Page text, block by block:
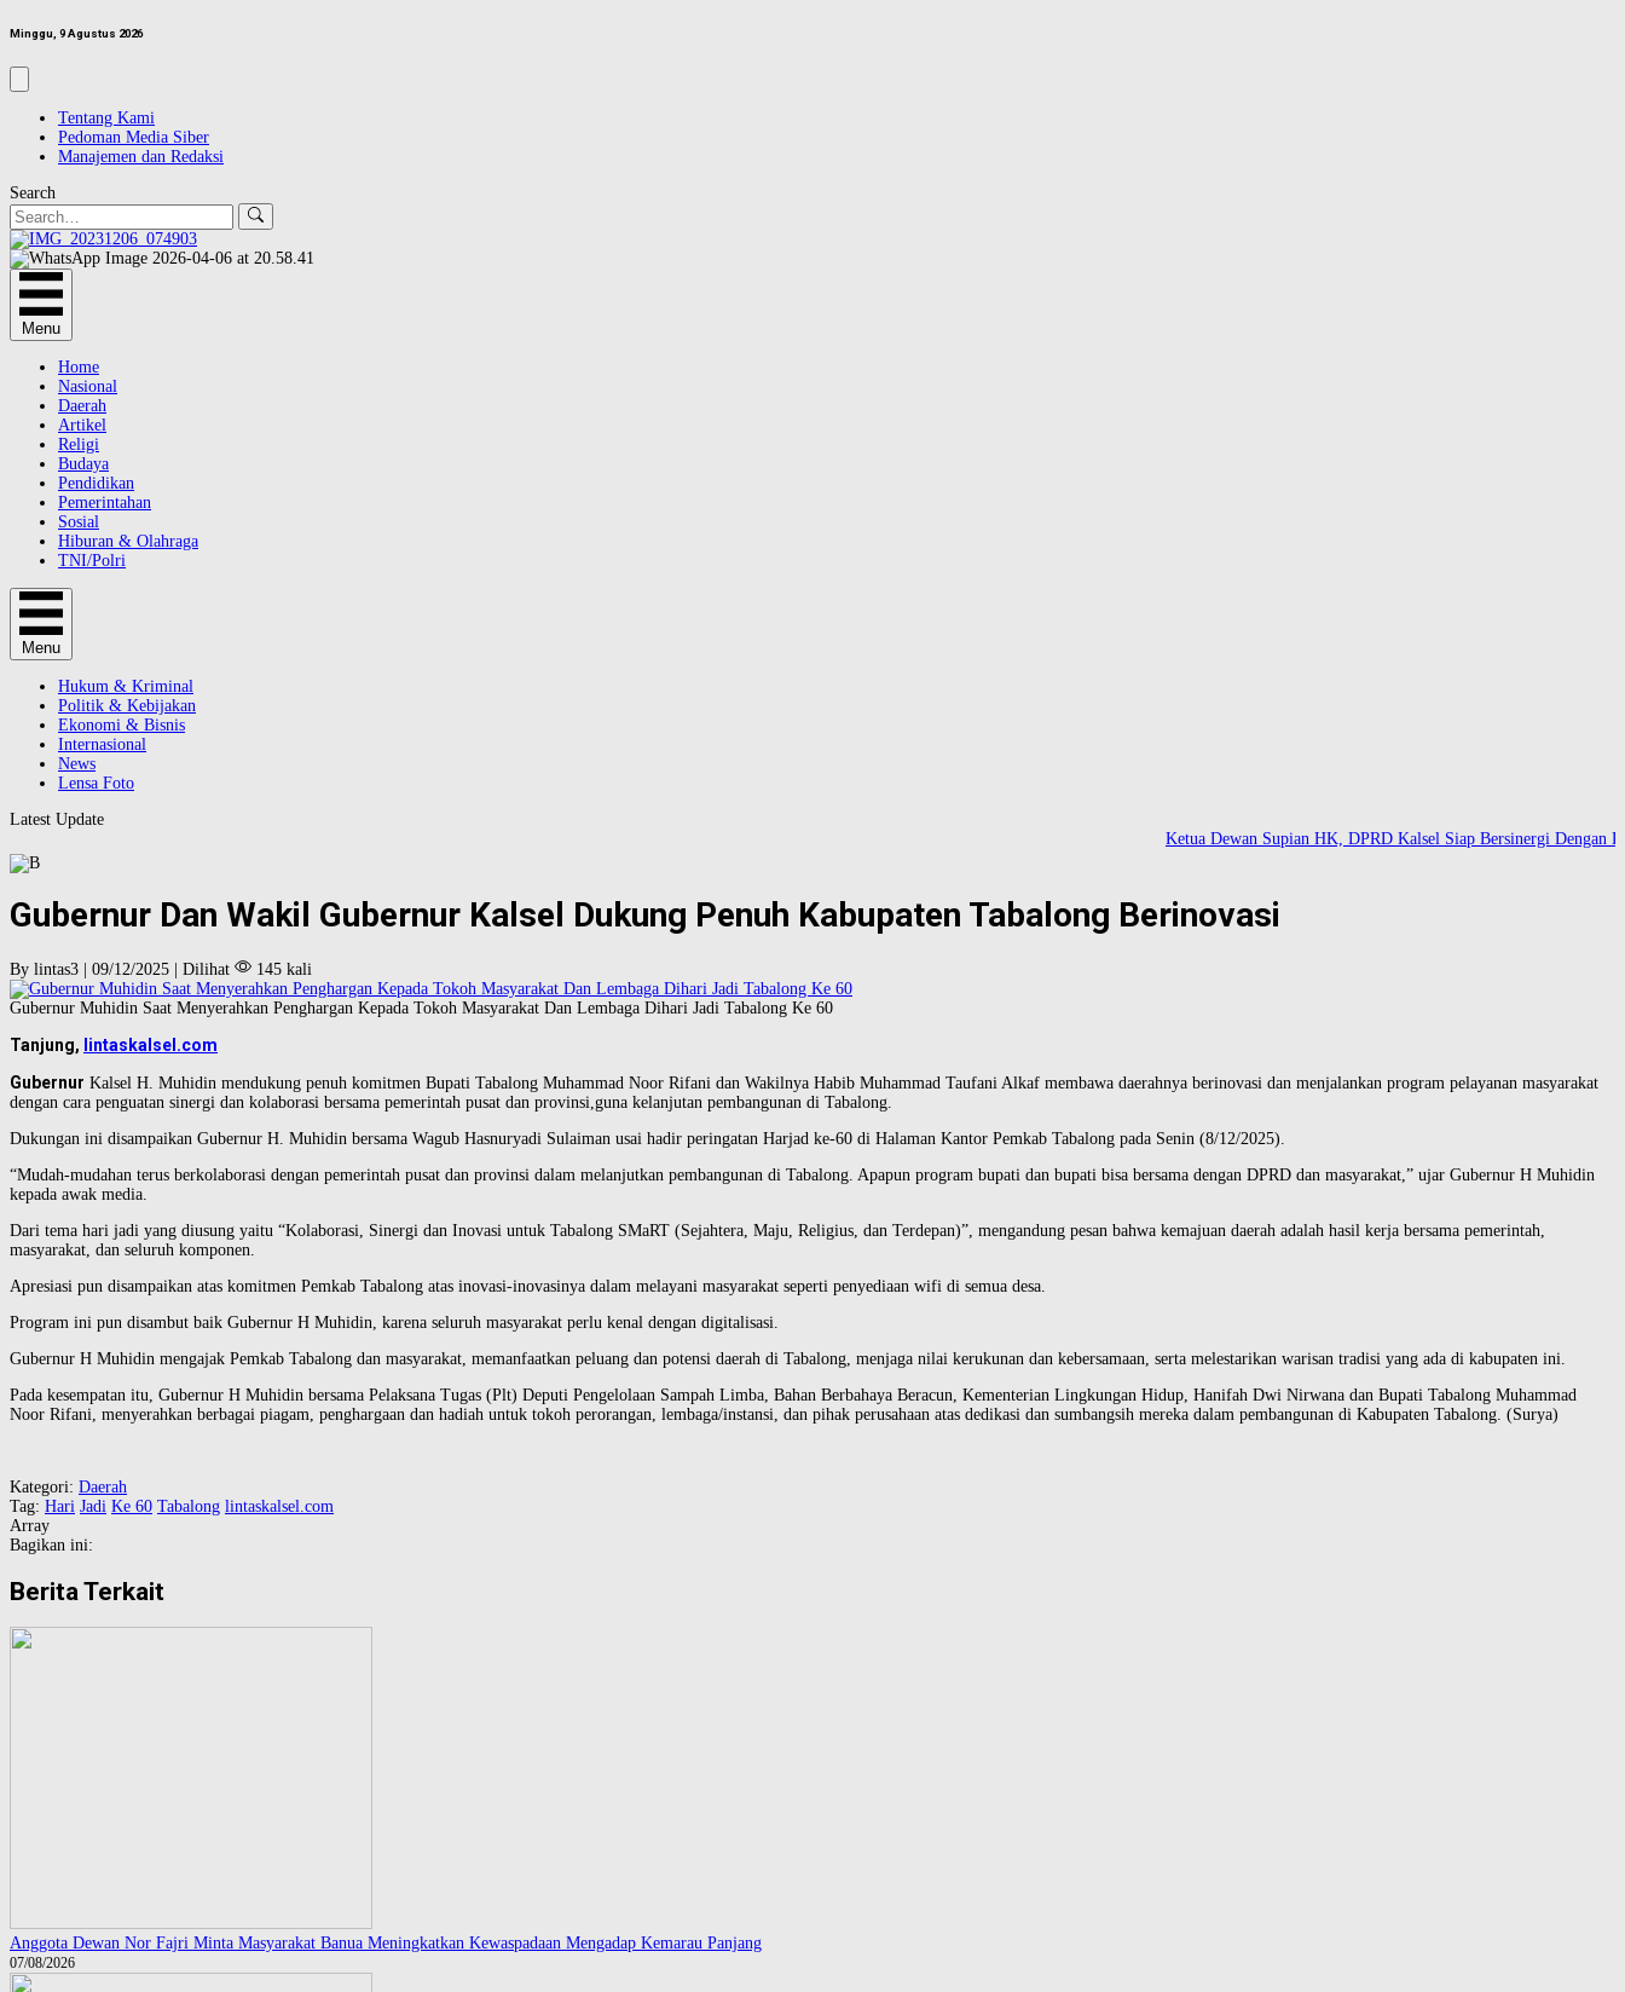
Minggu, 9 Agustus 2026
Tentang Kami
Pedoman Media Siber
Manajemen dan Redaksi
Search
Menu
Home
Nasional
Daerah
Artikel
Religi
Budaya
Pendidikan
Pemerintahan
Sosial
Hiburan & Olahraga
TNI/Polri
Menu
Hukum & Kriminal
Politik & Kebijakan
Ekonomi & Bisnis
Internasional
News
Lensa Foto
Latest Update
Ketua Dewan Supian HK, DPRD Kalsel Siap Bersinergi Dengan
Gubernur Dan Wakil Gubernur Kalsel Dukung Penuh Kabupaten Tabalong Berinovasi
By lintas3 | 09/12/2025 | Dilihat 145 kali
Gubernur Muhidin Saat Menyerahkan Penghargan Kepada Tokoh Masyarakat Dan Lembaga Dihari Jadi Tabalong Ke 60
Tanjung, lintaskalsel.com
Gubernur Kalsel H. Muhidin mendukung penuh komitmen Bupati Tabalong Muhammad Noor Rifani dan Wakilnya Habib Muhammad Taufani Alkaf membawa daerahnya berinovasi dan menjalankan program pelayanan masyarakat
dengan cara penguatan sinergi dan kolaborasi bersama pemerintah pusat dan provinsi,guna kelanjutan pembangunan di Tabalong.
Dukungan ini disampaikan Gubernur H. Muhidin bersama Wagub Hasnuryadi Sulaiman usai hadir peringatan Harjad ke-60 di Halaman Kantor Pemkab Tabalong pada Senin (8/12/2025).
“Mudah-mudahan terus berkolaborasi dengan pemerintah pusat dan provinsi dalam melanjutkan pembangunan di Tabalong. Apapun program bupati dan bupati bisa bersama dengan DPRD dan masyarakat,” ujar Gubernur H Muhidin
kepada awak media.
Dari tema hari jadi yang diusung yaitu “Kolaborasi, Sinergi dan Inovasi untuk Tabalong SMaRT (Sejahtera, Maju, Religius, dan Terdepan)”, mengandung pesan bahwa kemajuan daerah adalah hasil kerja bersama pemerintah,
masyarakat, dan seluruh komponen.
Apresiasi pun disampaikan atas komitmen Pemkab Tabalong atas inovasi-inovasinya dalam melayani masyarakat seperti penyediaan wifi di semua desa.
Program ini pun disambut baik Gubernur H Muhidin, karena seluruh masyarakat perlu kenal dengan digitalisasi.
Gubernur H Muhidin mengajak Pemkab Tabalong dan masyarakat, memanfaatkan peluang dan potensi daerah di Tabalong, menjaga nilai kerukunan dan kebersamaan, serta melestarikan warisan tradisi yang ada di kabupaten ini.
Pada kesempatan itu, Gubernur H Muhidin bersama Pelaksana Tugas (Plt) Deputi Pengelolaan Sampah Limba, Bahan Berbahaya Beracun, Kementerian Lingkungan Hidup, Hanifah Dwi Nirwana dan Bupati Tabalong Muhammad
Noor Rifani, menyerahkan berbagai piagam, penghargaan dan hadiah untuk tokoh perorangan, lembaga/instansi, dan pihak perusahaan atas dedikasi dan sumbangsih mereka dalam pembangunan di Kabupaten Tabalong. (Surya)
Kategori: Daerah
Tag: Hari Jadi Ke 60 Tabalong lintaskalsel.com
Array
Bagikan ini:
Berita Terkait
Anggota Dewan Nor Fajri Minta Masyarakat Banua Meningkatkan Kewaspadaan Mengadap Kemarau Panjang
07/08/2026